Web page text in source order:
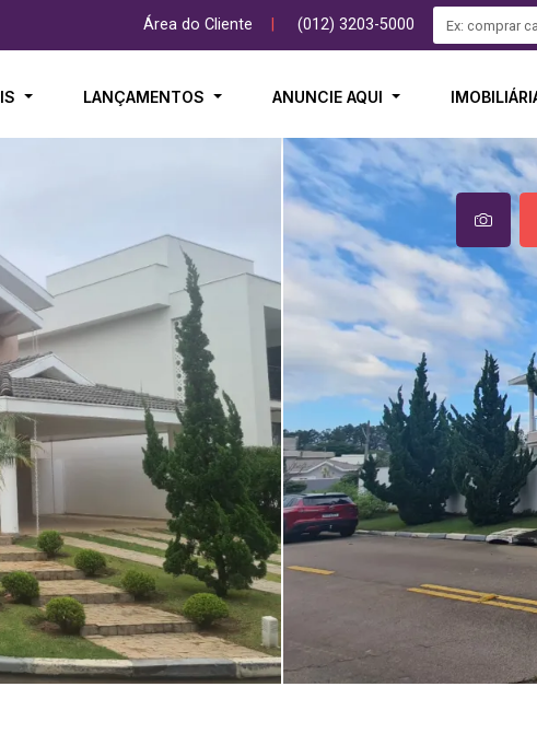
Área do Cliente (012) 3203-5000
LANÇAMENTOS ANUNCIE AQUI